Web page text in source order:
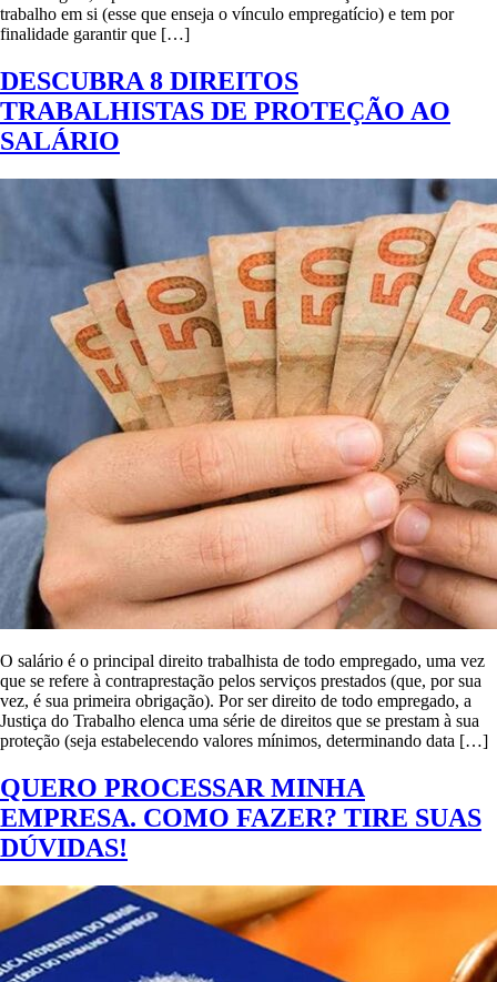
trabalho em si (esse que enseja o vínculo empregatício) e tem por
finalidade garantir que […]
DESCUBRA 8 DIREITOS
TRABALHISTAS DE PROTEÇÃO AO
SALÁRIO
O salário é o principal direito trabalhista de todo empregado, uma vez
que se refere à contraprestação pelos serviços prestados (que, por sua
vez, é sua primeira obrigação). Por ser direito de todo empregado, a
Justiça do Trabalho elenca uma série de direitos que se prestam à sua
proteção (seja estabelecendo valores mínimos, determinando data […]
QUERO PROCESSAR MINHA
EMPRESA. COMO FAZER? TIRE SUAS
DÚVIDAS!